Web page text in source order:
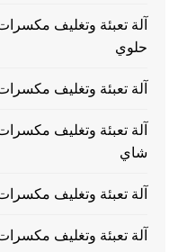
آلة تعبئة وتغليف
حلوي
آلة تعبئة وتغليف
آلة تعبئة وتغليف
شاي
آلة تعبئة وتغليف
آلة تعبئة وتغليف